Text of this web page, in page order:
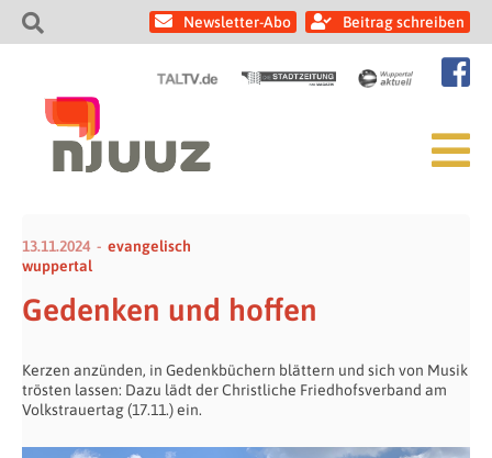
Newsletter-Abo Beitrag schreiben
13.11.2024
evangelisch
wuppertal
Gedenken und hoffen
Kerzen anzünden, in Gedenkbüchern blättern und sich von Musik
trösten lassen: Dazu lädt der Christliche Friedhofsverband am
Volkstrauertag (17.11.) ein.